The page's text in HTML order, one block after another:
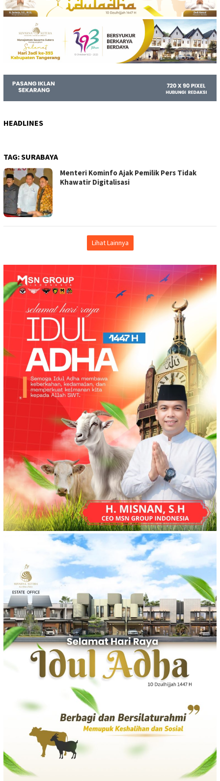
HEADLINES
TAG:SURABAYA
Menteri Kominfo Ajak Pemilik Pers Tidak
Khawatir Digitalisasi
Lihat Lainnya